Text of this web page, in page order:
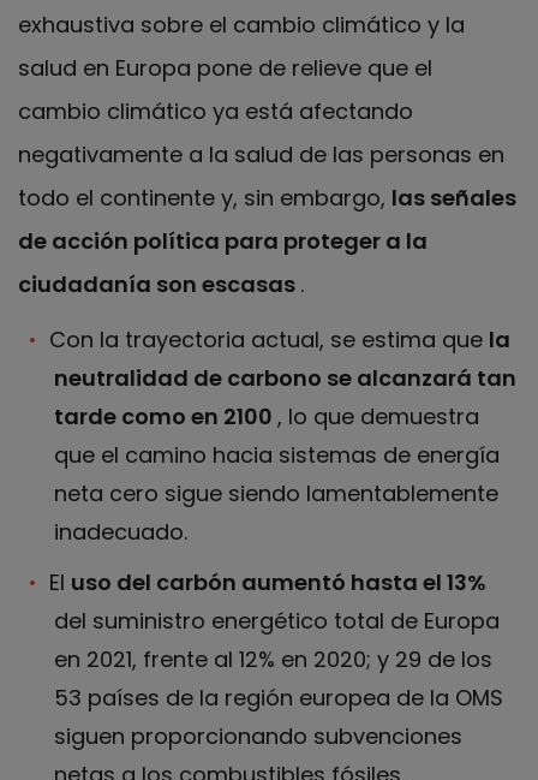
exhaustiva sobre el cambio climático y la
salud en Europa pone de relieve que el
cambio climático ya está afectando
negativamente a la salud de las personas en
todo el continente y, sin embargo, las señales
de acción política para proteger a la
ciudadanía son escasas .
Con la trayectoria actual, se estima que la
neutralidad de carbono se alcanzará tan
tarde como en 2100 , lo que demuestra
que el camino hacia sistemas de energía
neta cero sigue siendo lamentablemente
inadecuado.
El uso del carbón aumentó hasta el 13%
del suministro energético total de Europa
en 2021, frente al 12% en 2020; y 29 de los
53 países de la región europea de la OMS
siguen proporcionando subvenciones